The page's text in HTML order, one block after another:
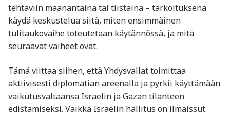
tehtäviin maanantaina tai tiistaina – tarkoituksena
käydä keskustelua siitä, miten ensimmäinen
tulitaukovaihe toteutetaan käytännössä, ja mitä
seuraavat vaiheet ovat.
Tämä viittaa siihen, että Yhdysvallat toimittaa
aktiivisesti diplomatian areenalla ja pyrkii käyttämään
vaikutusvaltaansa Israelin ja Gazan tilanteen
edistämiseksi. Vaikka Israelin hallitus on ilmaissut